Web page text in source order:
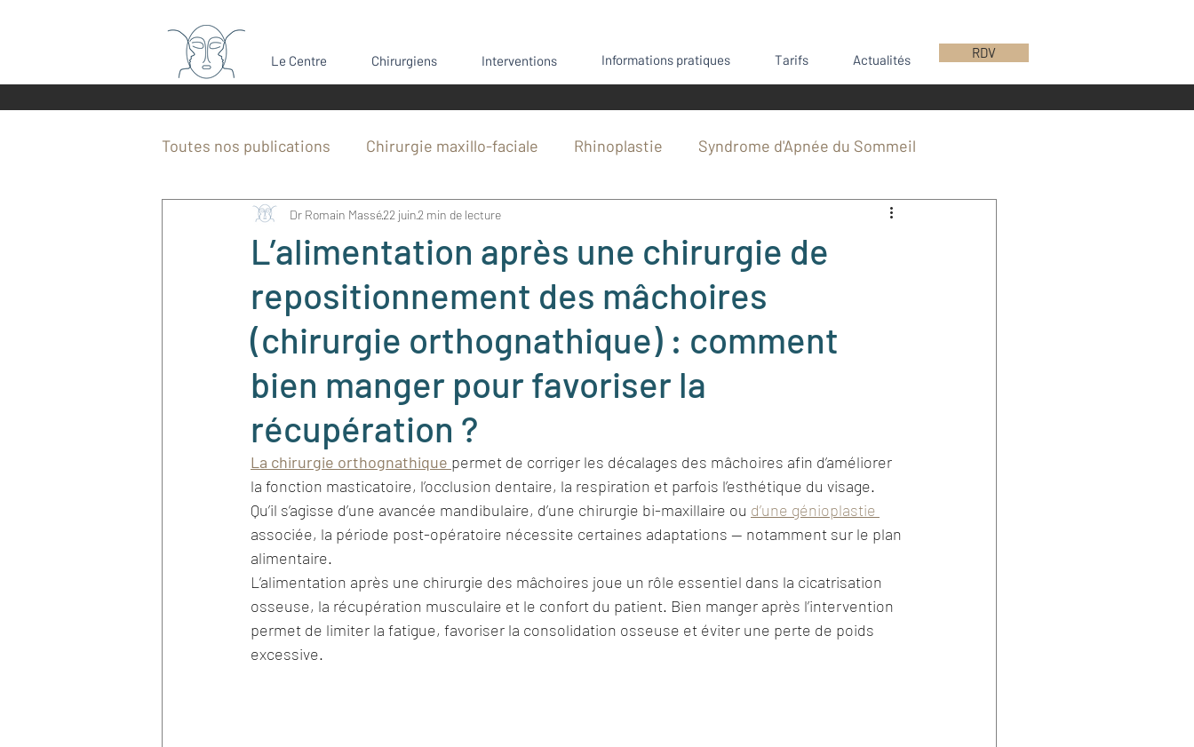
Le Centre Chirurgiens Interventions Informations pratiques Tarifs Actualités RDV
Toutes nos publications Chirurgie maxillo-faciale Rhinoplastie Syndrome d'Apnée du Sommeil
Bosse du nez Rétrognathie mandibulaire Implants
Dents de sagesse Chirurgie Anesthésie Chirurgie cutanée Interventions CBCMF Bordeaux
Actualités CBCMF Bordeaux Chirurgie orthognathique Fracture du nez Chirurgie mini-invasive
Rhinoplastie secondaire Rhinoplastie de révision
cancer peau Orthodontie Ostéotomies mandibulaire Ostéotomies maxillaire
full arch immediate loading
L’alimentation après une chirurgie de
repositionnement des mâchoires
(chirurgie orthognathique) : comment
bien manger pour favoriser la
récupération ?
Dr Romain Massé22 juin2 min de lecture
La chirurgie orthognathique permet de corriger les décalages des mâchoires afin d’améliorer
la fonction masticatoire, l’occlusion dentaire, la respiration et parfois l’esthétique du visage.
Qu’il s’agisse d’une avancée mandibulaire, d’une chirurgie bi-maxillaire ou d’une génioplastie
associée, la période post-opératoire nécessite certaines adaptations — notamment sur le plan
alimentaire.
L’alimentation après une chirurgie des mâchoires joue un rôle essentiel dans la cicatrisation
osseuse, la récupération musculaire et le confort du patient. Bien manger après l’intervention
permet de limiter la fatigue, favoriser la consolidation osseuse et éviter une perte de poids
excessive.